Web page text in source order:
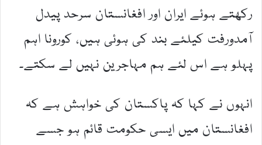
رکھتے ہوئے ایران اور افغانستان سرحد پیدل
آمدورفت کیلئے بند کی ہوئی ہیں، کورونا اہم
پہلو ہے اس لئے ہم مہاجرین نہیں لے سکتے۔
انہوں نے کہا کہ پاکستان کی خواہش ہے کہ
افغانستان میں ایسی حکومت قائم ہو جسے